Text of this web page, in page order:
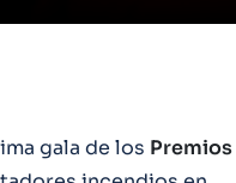
gala de los Premios